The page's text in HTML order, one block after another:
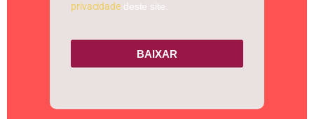
privacidadedeste site.
BAIXAR